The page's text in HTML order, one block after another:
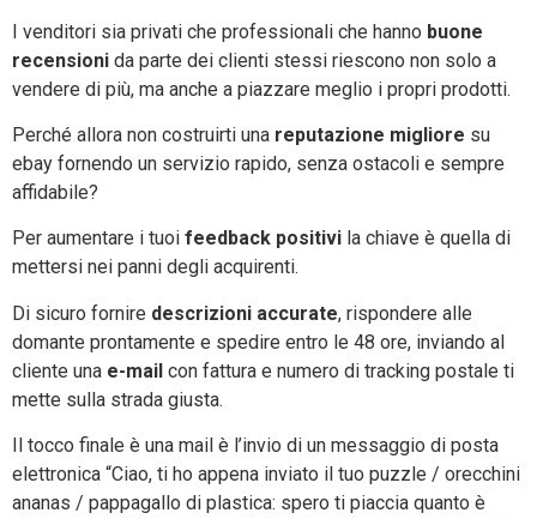
I venditori sia privati che professionali che hanno buone
recensioni da parte dei clienti stessi riescono non solo a
vendere di più, ma anche a piazzare meglio i propri prodotti.
Perché allora non costruirti una reputazione migliore su
ebay fornendo un servizio rapido, senza ostacoli e sempre
affidabile?
Per aumentare i tuoi feedback positivi la chiave è quella di
mettersi nei panni degli acquirenti.
Di sicuro fornire descrizioni accurate, rispondere alle
domante prontamente e spedire entro le 48 ore, inviando al
cliente una e-mail con fattura e numero di tracking postale ti
mette sulla strada giusta.
Il tocco finale è una mail è l’invio di un messaggio di posta
elettronica “Ciao, ti ho appena inviato il tuo puzzle / orecchini
ananas / pappagallo di plastica: spero ti piaccia quanto è